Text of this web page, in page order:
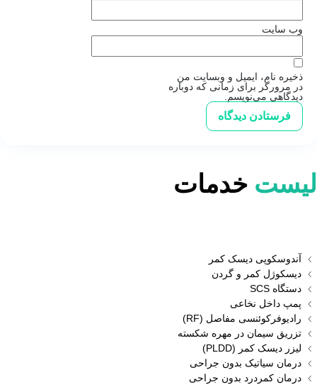
وب‌ سایت
ذخیره نام، ایمیل و وبسایت من
در مرورگر برای زمانی که دوباره
دیدگاهی می‌نویسم.
لیست خدمات
آندوسکوپی دیسک کمر
دیسکوژل کمر و گردن
دستگاه SCS
پمپ داخل نخاعی
رادیوفرکوئنسی مفاصل (RF)
تزریق سیمان در مهره شکسته
لیزر دیسک کمر (PLDD)
درمان سیاتیک بدون جراحی
درمان کمردرد بدون جراحی